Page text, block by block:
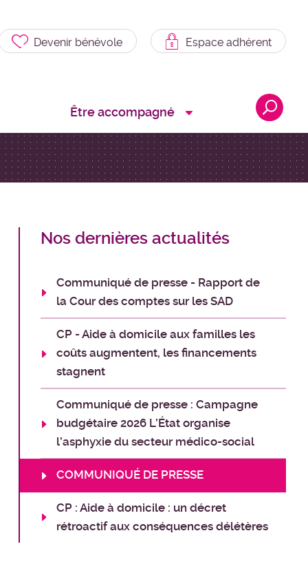
Devenir bénévole Espace adhérent
Être accompagné
Nos dernières actualités
Communiqué de presse - Rapport de
la Cour des comptes sur les SAD
CP - Aide à domicile aux familles les
coûts augmentent, les financements
stagnent
Communiqué de presse : Campagne
budgétaire 2026 L’État organise
l’asphyxie du secteur médico-social
COMMUNIQUÉ DE PRESSE
CP : Aide à domicile : un décret
rétroactif aux conséquences délétères